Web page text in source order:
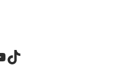
TikTok